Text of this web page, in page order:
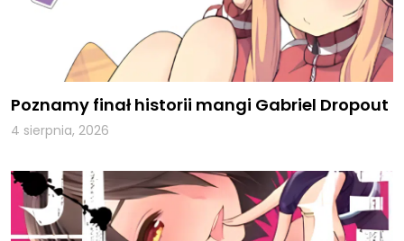
Poznamy finał historii mangi Gabriel Dropout
4 sierpnia, 2026